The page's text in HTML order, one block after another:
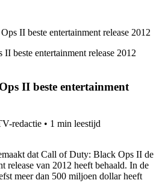
II beste entertainment release 2012
II beste entertainment
redactie • 1 min leestijd
dat Call of Duty: Black Ops II de
release van 2012 heeft behaald. In de
meer dan 500 miljoen dollar heeft